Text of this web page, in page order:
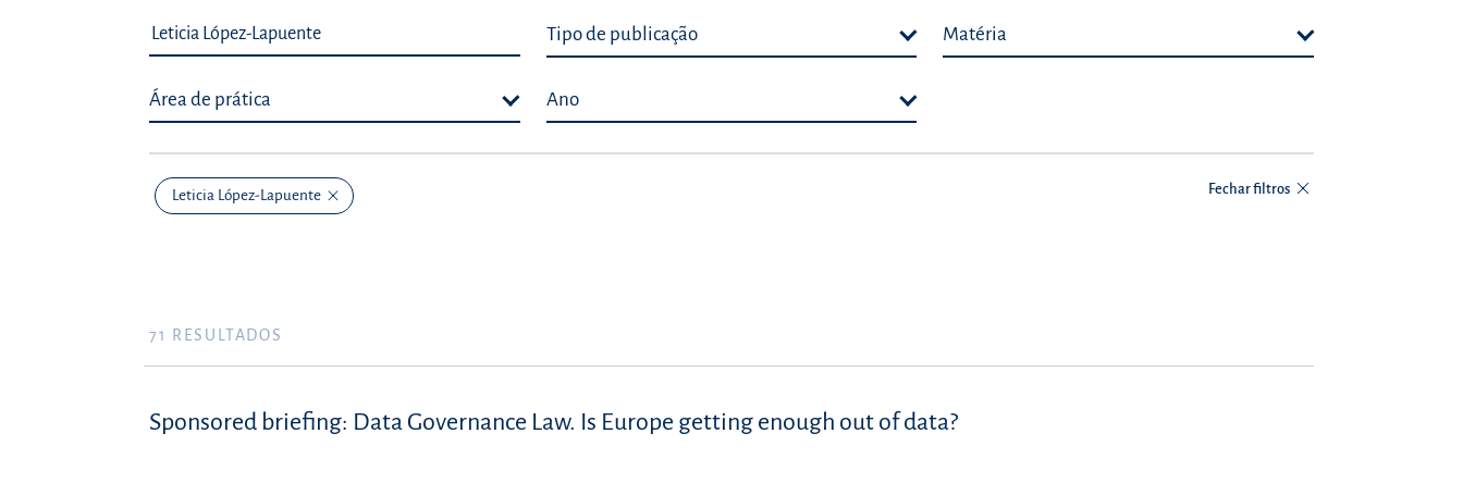
Tipo de publicação Matéria
Área de prática Ano
Leticia López-Lapuente Fechar filtros
71 RESULTADOS
Sponsored briefing: Data Governance Law. Is Europe getting enough out of data?